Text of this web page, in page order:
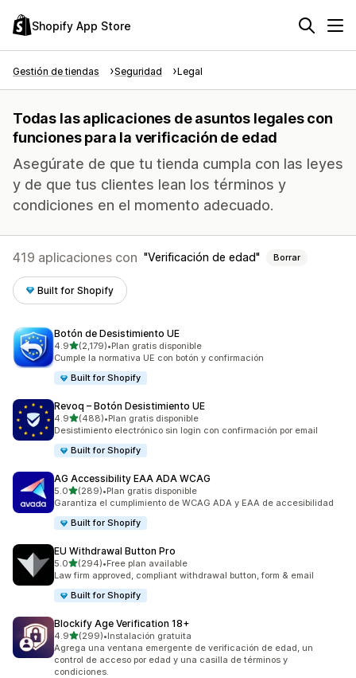
Shopify App Store
Gestión de tiendas Seguridad Legal
Todas las aplicaciones de asuntos legales con
funciones para la verificación de edad
Asegúrate de que tu tienda cumpla con las leyes
y de que tus clientes lean los términos y
condiciones en el momento adecuado.
419 aplicaciones con Verificación de edad Borrar
Built for Shopify
Botón de Desistimiento UE
4.9de 5 estrellas
(2,179)
2179 reseñas en total
•Plan gratis disponible
Cumple la normativa UE con botón y confirmación
Built for Shopify
Revoq – Botón Desistimiento UE
4.9de 5 estrellas
(488)
488 reseñas en total
•Plan gratis disponible
Desistimiento electrónico sin login con confirmación por email
Built for Shopify
AG Accessibility EAA ADA WCAG
5.0de 5 estrellas
(289)
289 reseñas en total
•Plan gratis disponible
Garantiza el cumplimiento de WCAG ADA y EAA de accesibilidad
Built for Shopify
EU Withdrawal Button Pro
5.0de 5 estrellas
(294)
294 reseñas en total
•Free plan available
Law firm approved, compliant withdrawal button, form & email
Built for Shopify
Blockify Age Verification 18+
4.9de 5 estrellas
(299)
299 reseñas en total
•Instalación gratuita
Agrega una ventana emergente de verificación de edad, un
control de acceso por edad y una casilla de términos y
condiciones.